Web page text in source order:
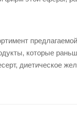
которые
диетическое